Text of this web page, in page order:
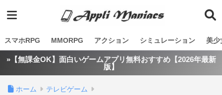
スマホRPG MMORPG アクション シミュレーション 美少
»【無課金OK】面白いゲームアプリ無料おすすめ【2026年最新
版】
ホーム テレビゲーム